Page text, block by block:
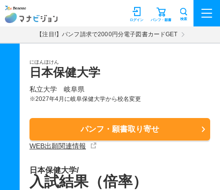
マナビジョン パンフ・願書
ログイン 検索
【注目!】パンフ請求で2000円分電子図書カードGET
にほんほけん
日本保健大学
私立大学 岐阜県
※2027年4月に岐阜保健大学から校名変更
パンフ・願書取り寄せ
WEB出願関連情報
日本保健大学/
入試結果（倍率）